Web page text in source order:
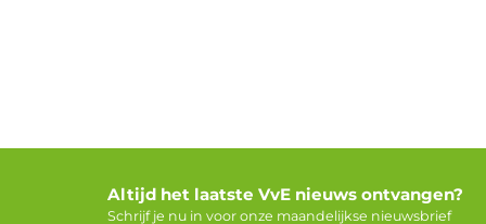
Altijd het laatste VvE nieuws ontvangen?
Schrijf je nu in voor onze maandelijkse nieuwsbrief